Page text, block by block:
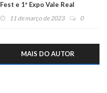
Fest e 1ª Expo Vale Real
11 de março de 2023 0
MAIS DO AUTOR